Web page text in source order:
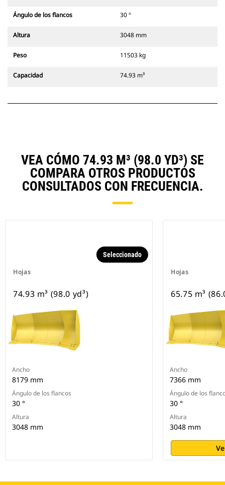
Ángulo de los flancos 30 °
Altura 3048 mm
Peso 11503 kg
Capacidad 74.93 m³
VEA CÓMO 74.93 M³ (98.0 YD³) SE
COMPARA OTROS PRODUCTOS
CONSULTADOS CON FRECUENCIA.
Hojas
Seleccionado
74.93 m³ (98.0 yd³)
Ancho
8179 mm
Ángulo de los flancos
30 °
Altura
3048 mm
Hojas
65.75 m³
Ancho
7366 mm
Ángulo de los
30 °
Altura
3048 mm